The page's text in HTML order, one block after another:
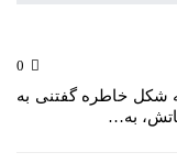
شکل خاطره گفتنی به
به…